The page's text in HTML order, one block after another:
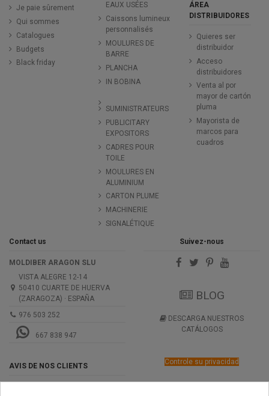
Je paie sûrement
Qui sommes
Catalogues
Budgets
Black friday
EAUX USÉES
Caissons lumineux
personnalisés
MOULURES DE
BARRE
PLANCHA
IN BOBINA
SUMINISTRATEURS
PUBLICITARY
EXPOSITORS
CADRES POUR
TOILE
MOULURES EN
ALUMINIUM
CARTON PLUME
MACHINERIE
SIGNALÉTIQUE
ÁREA
DISTRIBUIDORES
Quieres ser
distribuidor
Acceso
distribuidores
Venta al por
mayor de cartón
pluma
Mayorista de
marcos para
cuadros
Contact us
MOLDIBER ARAGON SLU
VISTA ALEGRE 12-14
50410 CUARTE DE HUERVA
(ZARAGOZA) · ESPAÑA
976 503 252
667 838 947
AVIS DE NOS CLIENTS
Suivez-nous
BLOG
DESCARGA NUESTROS
CATÁLOGOS
Controle su privacidad